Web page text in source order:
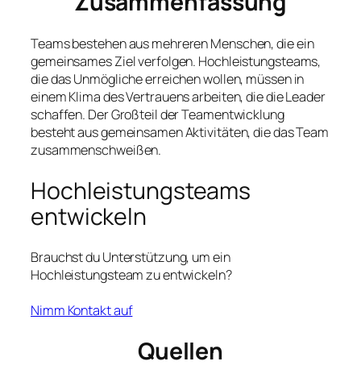
Teams bestehen aus mehreren Menschen, die ein
gemeinsames Ziel verfolgen. Hochleistungsteams,
die das Unmögliche erreichen wollen, müssen in
einem Klima des Vertrauens arbeiten, die die Leader
schaffen. Der Großteil der Teamentwicklung
besteht aus gemeinsamen Aktivitäten, die das Team
zusammenschweißen.
Hochleistungsteams
entwickeln
Brauchst du Unterstützung, um ein
Hochleistungsteam zu entwickeln?
Nimm Kontakt auf
Quellen